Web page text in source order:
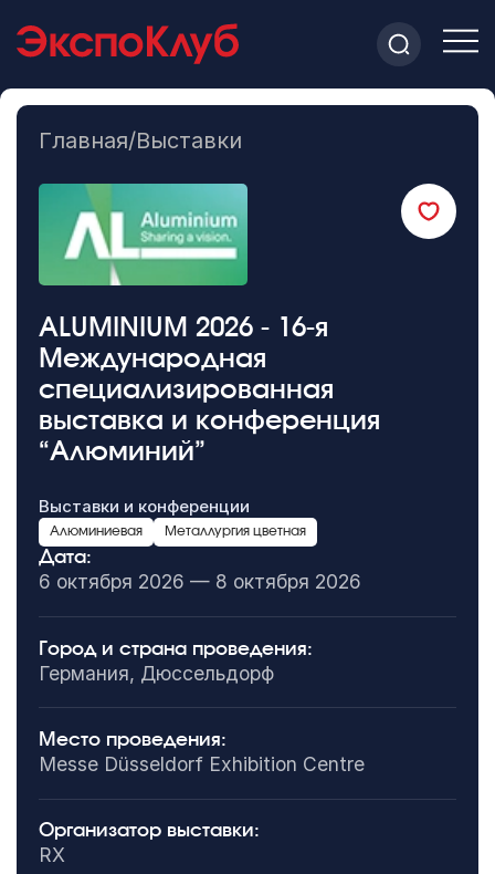
Главная/Выставки
ALUMINIUM 2026 - 16-я
Международная
специализированная
выставка и конференция
“Алюминий”
Выставки и конференции
Алюминиевая Металлургия цветная
Дата:
6 октября 2026 — 8 октября 2026
Город и страна проведения:
Германия, Дюссельдорф
Место проведения:
Messe Düsseldorf Exhibition Centre
Организатор выставки:
RX